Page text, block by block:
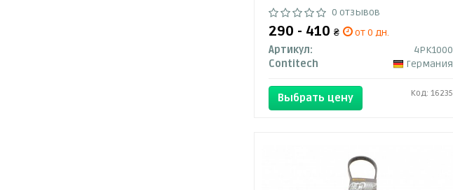
0 отзывов
290 - 410 ₴
от 0 дн.
Артикул:
4PK1000
Contitech
Германия
Выбрать цену Код: 16235